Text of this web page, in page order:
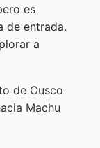
es
de entrada.
a
de Cusco
Machu